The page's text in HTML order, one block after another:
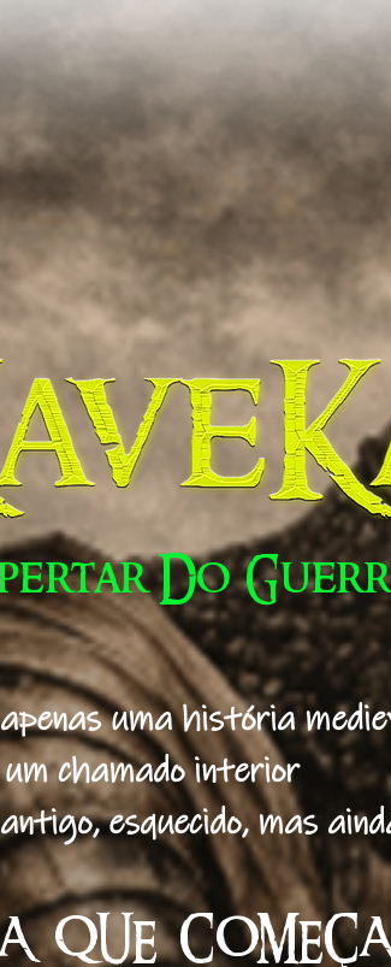
Do
uma história
chamado interior
esquecido, mas
QUE